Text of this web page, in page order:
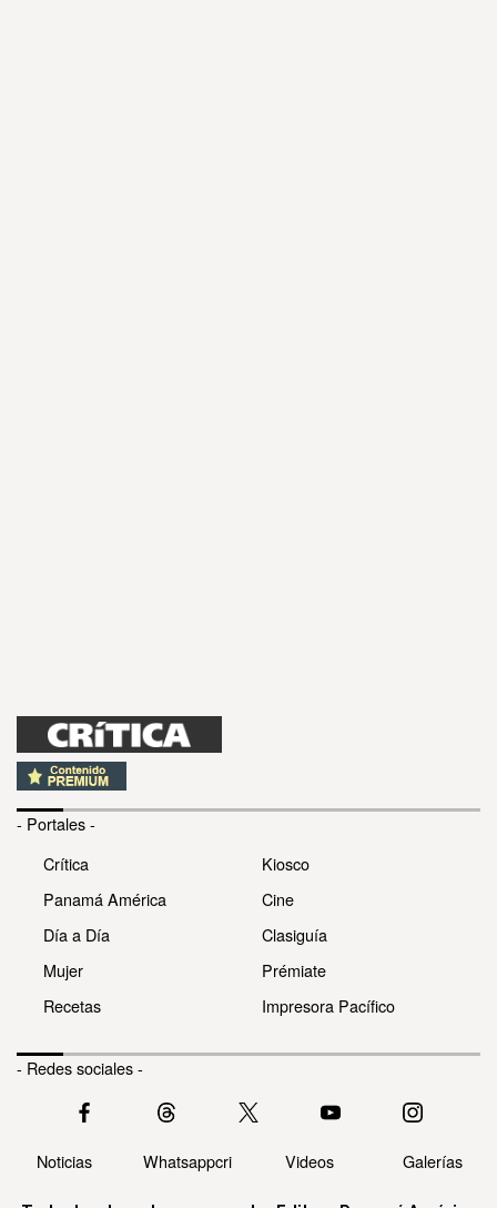
- Portales -
Crítica
Panamá América
Día a Día
Mujer
Recetas
Kiosco
Cine
Clasiguía
Prémiate
Impresora Pacífico
- Redes sociales -
Noticias Whatsappcri Videos Galerías